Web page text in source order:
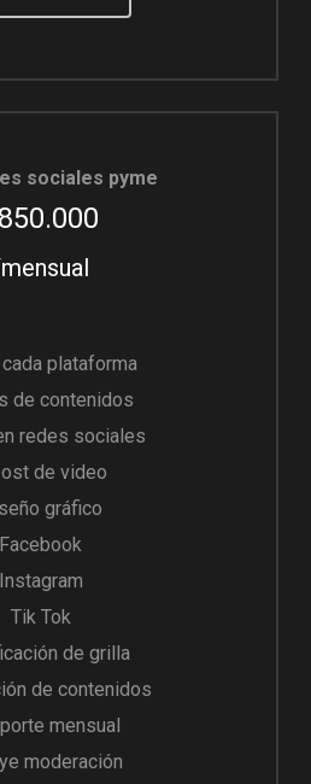
sociales pyme
plataforma
de contenidos
redes sociales
de video
gráfico
Facebook
Instagram
Tik Tok
de grilla
de contenidos
mensual
moderación